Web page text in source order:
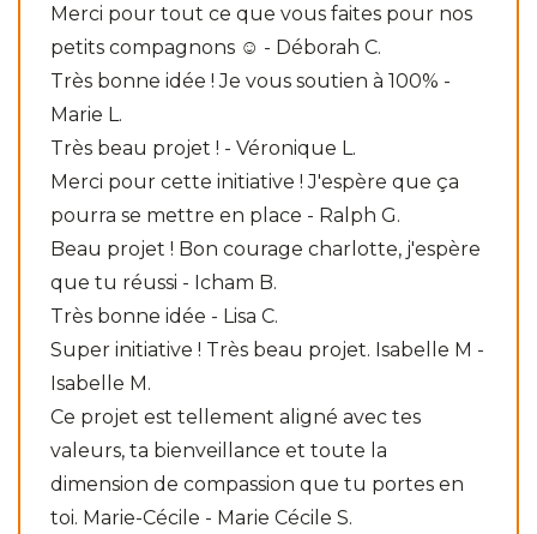
Merci pour tout ce que vous faites pour nos
petits compagnons ☺️ - Déborah C.
Très bonne idée ! Je vous soutien à 100% -
Marie L.
Très beau projet ! - Véronique L.
Merci pour cette initiative ! J'espère que ça
pourra se mettre en place - Ralph G.
Beau projet ! Bon courage charlotte, j'espère
que tu réussi - Icham B.
Très bonne idée - Lisa C.
Super initiative ! Très beau projet. Isabelle M -
Isabelle M.
Ce projet est tellement aligné avec tes
valeurs, ta bienveillance et toute la
dimension de compassion que tu portes en
toi. Marie-Cécile - Marie Cécile S.